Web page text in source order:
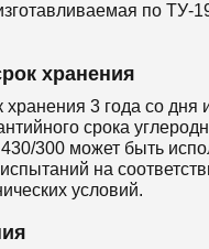
по ТУ-
хранения
3 года со дня
срока
300 может быть
на
условий.